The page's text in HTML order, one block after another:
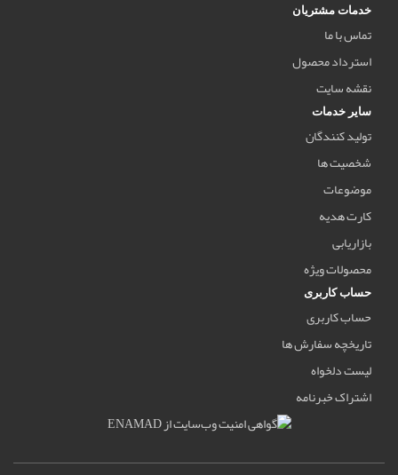
خدمات مشتریان
تماس با ما
استرداد محصول
نقشه سایت
سایر خدمات
تولید کنندگان
شخصیت ها
موضوعات
کارت هدیه
بازاریابی
محصولات ویژه
حساب کاربری
حساب کاربری
تاریخچه سفارش ها
لیست دلخواه
اشتراک خبرنامه